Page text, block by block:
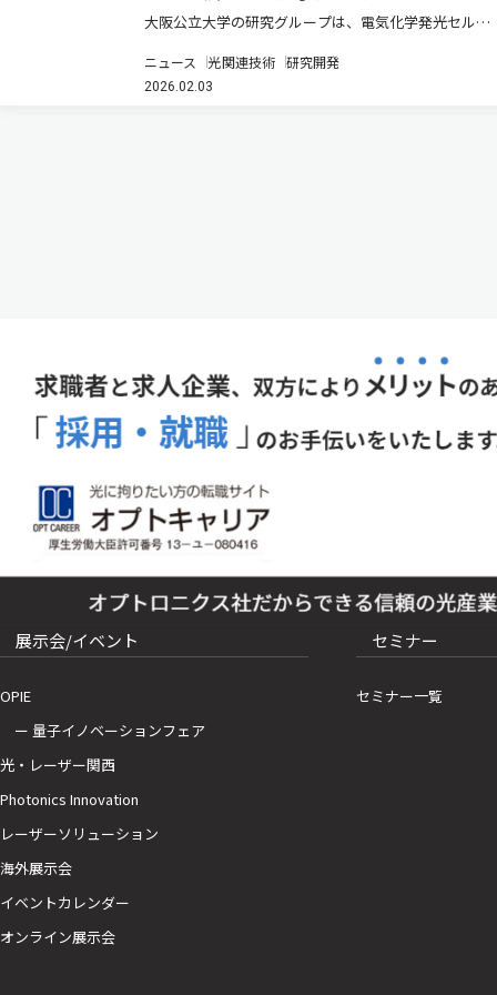
大阪公立大学の研究グループは、電気化学発光セル
ELDMR法を用いて信号の観測に成功し、その起源が電
子正孔対であることを実証した（ニュースリリー
ニュース 光関連技術 研究開発
2026.02.03
展示会/イベント
OPIE
ー 量子イノベーションフェア
光・レーザー関西
Photonics Innovation
レーザーソリューション
海外展示会
イベントカレンダー
オンライン展示会
セミナー
セミナー一覧